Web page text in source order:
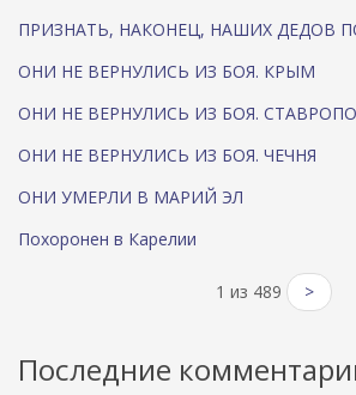
ПРИЗНАТЬ, НАКОНЕЦ, НАШИХ ДЕДОВ
ОНИ НЕ ВЕРНУЛИСЬ ИЗ БОЯ. КРЫМ
ОНИ НЕ ВЕРНУЛИСЬ ИЗ БОЯ.
ОНИ НЕ ВЕРНУЛИСЬ ИЗ БОЯ. ЧЕЧНЯ
ОНИ УМЕРЛИ В МАРИЙ ЭЛ
Похоронен в Карелии
1 из 489 >
Последние